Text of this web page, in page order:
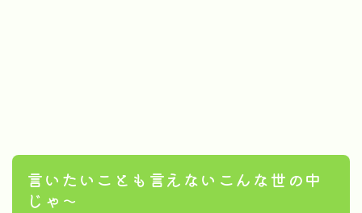
言いたいことも言えないこんな世の中
じゃ〜